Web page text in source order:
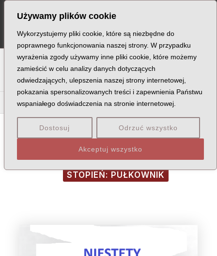
Używamy plików cookie
Wykorzystujemy pliki cookie, które są niezbędne do
poprawnego funkcjonowania naszej strony. W przypadku
wyrażenia zgody używamy inne pliki cookie, które możemy
zamieścić w celu analizy danych dotyczących
odwiedzających, ulepszenia naszej strony internetowej,
pokazania spersonalizowanych treści i zapewnienia Państwu
wspaniałego doświadczenia na stronie internetowej.
Dostosuj Odrzuć wszystko
Akceptuj wszystko
content
B C D E F G H I J K L Ł M
O P Q R S T U V W X Z
Da De Di Dł Dm Do Dr Du Dw
MIEJSCE ŚMIERCI: MIŃSK-KUROPATY
STOPIEŃ: PUŁKOWNIK
navigation